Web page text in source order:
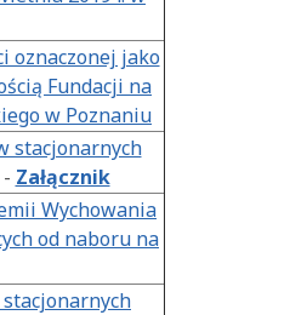
oznaczonej jako
Fundacji na
w Poznaniu
stacjonarnych
Załącznik
Wychowania
od naboru na